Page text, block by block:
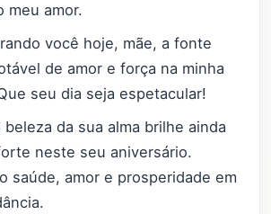
meu amor.
você hoje, mãe, a fonte
de amor e força na minha
seu dia seja espetacular!
beleza da sua alma brilhe ainda
neste seu aniversário.
saúde, amor e prosperidade em